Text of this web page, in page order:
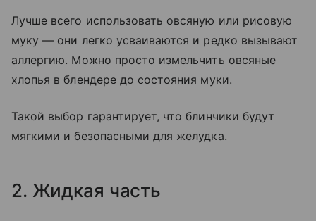
Лучше всего использовать овсяную или рисовую
муку — они легко усваиваются и редко вызывают
аллергию. Можно просто измельчить овсяные
хлопья в блендере до состояния муки.
Такой выбор гарантирует, что блинчики будут
мягкими и безопасными для желудка.
2. Жидкая часть